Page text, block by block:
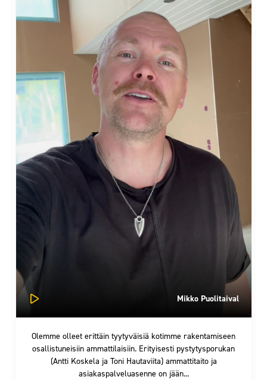
Mikko Puolitaival
Olemme olleet erittäin tyytyväisiä kotimme rakentamiseen
osallistuneisiin ammattilaisiin. Erityisesti pystytysporukan
(Antti Koskela ja Toni Hautaviita) ammattitaito ja
asiakaspalveluasenne on jään...